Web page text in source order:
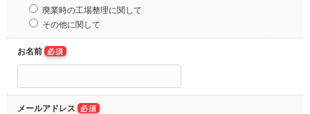
廃業時の工場整理に関して
その他に関して
お名前 必須
メールアドレス 必須